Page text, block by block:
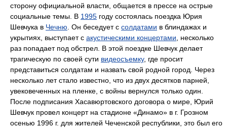
сторону официальной власти, общается в прессе на острые
социальные темы. В 1995 году состоялась поездка Юрия
Шевчука в Чечню. Он беседует с солдатами в блиндажах и
укрытиях, выступает с акустическими концертами, несколько
раз попадает под обстрел. В этой поездке Шевчук делает
трагическую по своей сути видеосъемку, где просит
представиться солдатам и назвать свой родной город. Через
несколько лет стало известно, что из двух десятков парней,
увековеченных на пленке, с войны вернулся только один.
После подписания Хасавюртовского договора о мире, Юрий
Шевчук провел концерт на стадионе «Динамо» в г. Грозном
осенью 1996 г. для жителей Чеченской республики, это был его